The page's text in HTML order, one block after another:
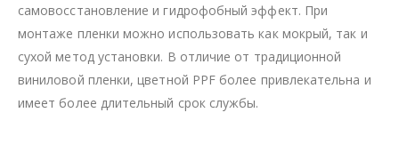
самовосстановление и гидрофобный эффект. При
монтаже пленки можно использовать как мокрый, так и
сухой метод установки. В отличие от традиционной
виниловой пленки, цветной PPF более привлекательна и
имеет более длительный срок службы.